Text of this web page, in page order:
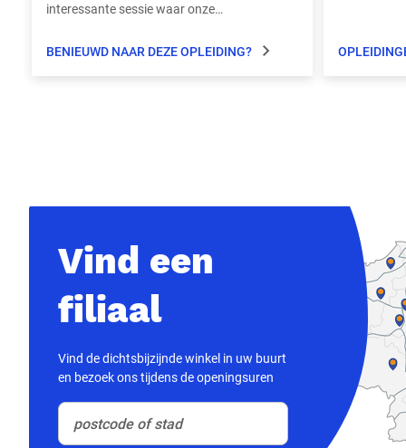
interessante sessie waar onze
beantwoorden.
BENIEUWD NAAR DEZE OPLEIDING?
Vind een
filiaal
Vind de dichtsbijzijnde winkel in uw buurt
en bezoek ons tijdens de openingsuren